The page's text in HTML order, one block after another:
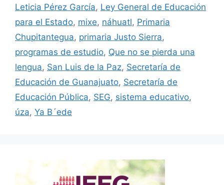
Leticia Pérez García, Ley General de Educación
para el Estado, mixe, náhuatl, Primaria
Chupitantegua, primaria Justo Sierra,
programas de estudio, Que no se pierda una
lengua, San Luis de la Paz, Secretaría de
Educación de Guanajuato, Secretaría de
Educación Pública, SEG, sistema educativo,
úza, Ya B´ede